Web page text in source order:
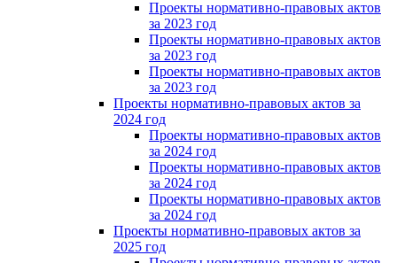
Проекты нормативно-правовых актов
за 2023 год
Проекты нормативно-правовых актов
за 2023 год
Проекты нормативно-правовых актов
за 2023 год
Проекты нормативно-правовых актов за
2024 год
Проекты нормативно-правовых актов
за 2024 год
Проекты нормативно-правовых актов
за 2024 год
Проекты нормативно-правовых актов
за 2024 год
Проекты нормативно-правовых актов за
2025 год